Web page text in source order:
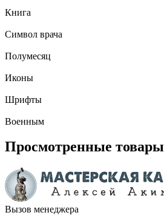
Книга
Символ врача
Полумесяц
Иконы
Шрифты
Военным
Просмотренные товары
Вызов менеджера